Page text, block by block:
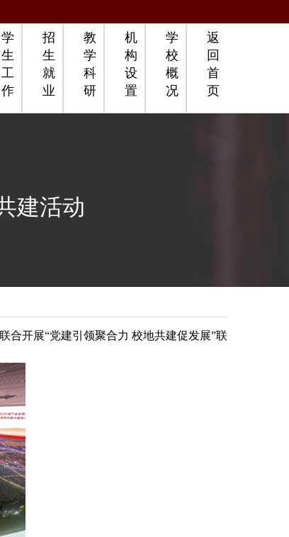
返
回
首
页
学
校
概
况
机
构
设
置
教
学
科
研
招
生
就
业
学
生
工
作
建活动
合开展“党建引领聚合力 校地共建促发展”联